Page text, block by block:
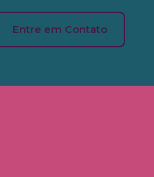
Entre em Contato